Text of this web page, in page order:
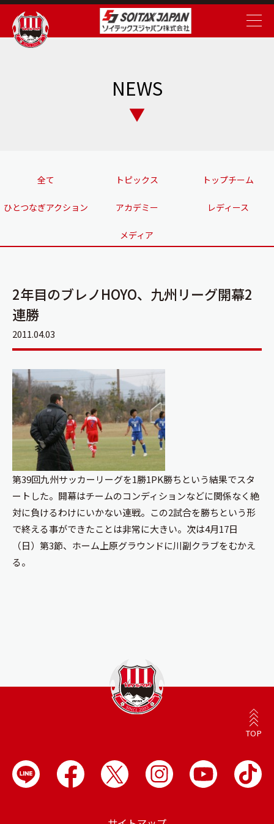
NEWS
全て トピックス トップチーム
ひとつなぎアクション アカデミー レディース
メディア
2年目のブレノHOYO、九州リーグ開幕2
連勝
2011.04.03
第39回九州サッカーリーグを1勝1PK勝ちという結果でスタ
ートした。開幕はチームのコンディションなどに関係なく絶
対に負けるわけにいかない連戦。この2試合を勝ちという形
で終える事ができたことは非常に大きい。次は4月17日
（日）第3節、ホーム上原グラウンドに川副クラブをむかえ
る。
TOP